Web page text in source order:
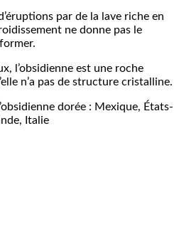
par de la lave riche en
ne donne pas le
l’obsidienne est une roche
n’a pas de structure cristalline.
dorée : Mexique, États-
Italie